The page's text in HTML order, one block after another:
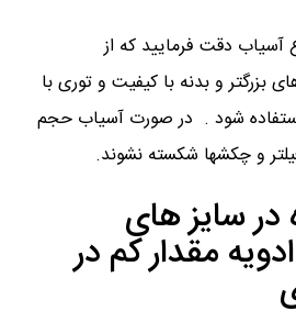
آسیاب دقت فرمایید که از
بزرگتر و بدنه با کیفیت و توری با
شود . در صورت آسیاب حجم
و چکشها شکسته نشوند.
در سایز های
مقدار کم در